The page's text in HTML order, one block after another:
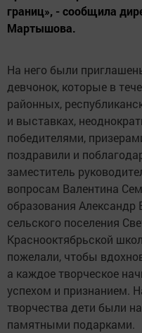
границ», - сообщила
Мартышова.
На него были
девчонок, которые в
районных,
и выставках,
победителями,
поздравили и
заместитель
вопросам Валентина
образования Александр
сельского поселения
Краснооктябрьской
пожелали, чтобы
а каждое творческое
успехом и признанием.
творчества дети были
памятными подарками.